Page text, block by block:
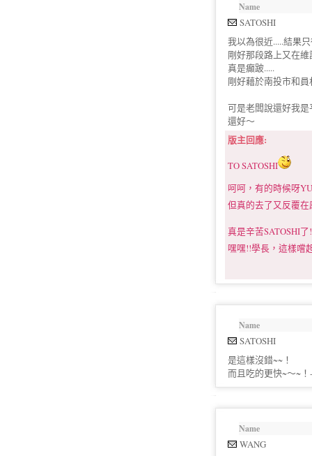
Name
SATOSHI
我以為很近.....結果
剛好那段路上又在維
真是癲跛.....
剛好藉於南投市和
可是老闆說還好我
還好～
版主回應:
TO SATOSHI
呵呵，有的時候呀
但真的去了又反覆
真是辛苦SATOSHI
嘿嘿!!學長，這樣嚐
Name
SATOSHI
是這樣沒錯~~！
而且吃的更快~～~！
Name
WANG